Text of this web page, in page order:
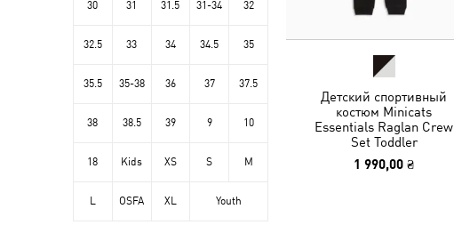
Детский спортивный
костюм Minicats
Essentials Raglan Crew
Set Toddler
1 990,00 ₴
30 31 31.5 31-34 32
32.5 33 34 34.5 35
35.5 35-38 36 37 37.5
38 38.5 39 9 10
18 Kids XS S M
L OSFA XL Youth